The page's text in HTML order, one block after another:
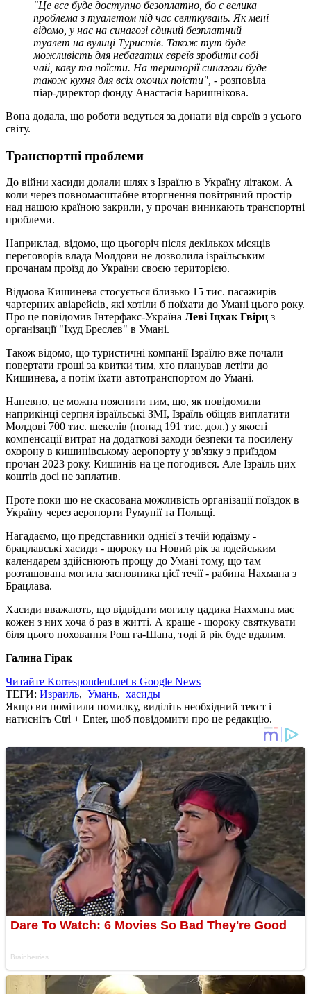
"Це все буде доступно безоплатно, бо є велика
проблема з туалетом під час святкувань. Як мені
відомо, у нас на синагозі єдиний безплатний
туалет на вулиці Туристів. Також тут буде
можливість для небагатих євреїв зробити собі
чай, каву та поїсти. На території синагоги буде
також кухня для всіх охочих поїсти", - розповіла
піар-директор фонду Анастасія Баришнікова.
Вона додала, що роботи ведуться за донати від євреїв з усього
світу.
Транспортні проблеми
До війни хасиди долали шлях з Ізраїлю в Україну літаком. А
коли через повномасштабне вторгнення повітряний простір
над нашою країною закрили, у прочан виникають транспортні
проблеми.
Наприклад, відомо, що цьогоріч після декількох місяців
переговорів влада Молдови не дозволила ізраїльським
прочанам проїзд до України своєю територією.
Відмова Кишинева стосується близько 15 тис. пасажирів
чартерних авіарейсів, які хотіли б поїхати до Умані цього року.
Про це повідомив Інтерфакс-Україна Леві Іцхак Гвірц з
організації "Іхуд Бреслев" в Умані.
Також відомо, що туристичні компанії Ізраїлю вже почали
повертати гроші за квитки тим, хто планував летіти до
Кишинева, а потім їхати автотранспортом до Умані.
Напевно, це можна пояснити тим, що, як повідомили
наприкінці серпня ізраїльські ЗМІ, Ізраїль обіцяв виплатити
Молдові 700 тис. шекелів (понад 191 тис. дол.) у якості
компенсації витрат на додаткові заходи безпеки та посилену
охорону в кишинівському аеропорту у зв'язку з приїздом
прочан 2023 року. Кишинів на це погодився. Але Ізраїль цих
коштів досі не заплатив.
Проте поки що не скасована можливість організації поїздок в
Україну через аеропорти Румунії та Польщі.
Нагадаємо, що представники однієї з течій юдаїзму -
брацлавські хасиди - щороку на Новий рік за юдейським
календарем здійснюють прощу до Умані тому, що там
розташована могила засновника цієї течії - рабина Нахмана з
Брацлава.
Хасиди вважають, що відвідати могилу цадика Нахмана має
кожен з них хоча б раз в житті. А краще - щороку святкувати
біля цього поховання Рош га-Шана, тоді й рік буде вдалим.
Галина Гірак
Читайте Korrespondent.net в Google News
ТЕГИ: Израиль, Умань, хасиды
Якщо ви помітили помилку, виділіть необхідний текст і
натисніть Ctrl + Enter, щоб повідомити про це редакцію.